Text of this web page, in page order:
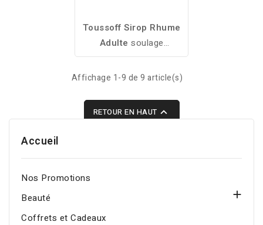
Toussoff Sirop Rhume
Adulte soulage
rapidement la toux,
dégage les voies
gorge pour un meilleur
confort respiratoire.
Affichage 1-9 de 9 article(s)
RETOUR EN HAUT 
Accueil
Nos Promotions
Beauté

Coffrets et Cadeaux